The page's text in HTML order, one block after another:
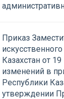
Приказ
Казахстан от
изменений в
Республики
утверждении